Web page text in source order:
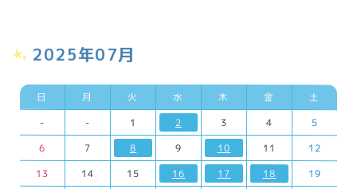
2025年07月
日 月 火 水 木 金 土
- - 1 2 3 4
5
6
7 8 9 10 11
12
13
14 15 16 17 18
19